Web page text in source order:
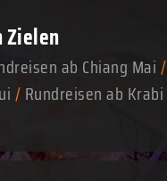
Zielen
ab Chiang Mai/
/Rundreisen ab Krabi